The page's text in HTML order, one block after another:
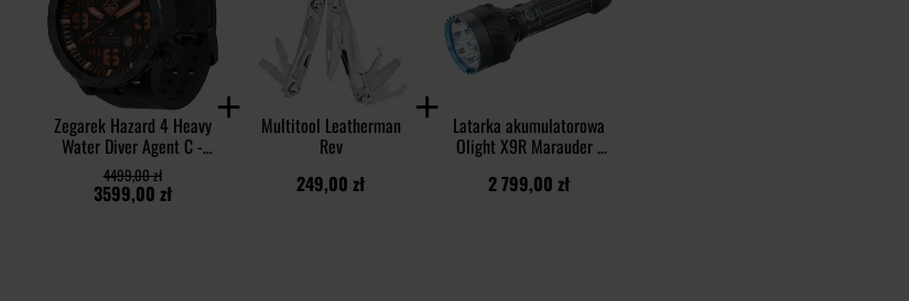
Zegarek Hazard 4 Heavy
Water Diver Agent C -
Orange
3599,00 zł
4499,00 zł
Multitool Leatherman
Rev
249,00 zł
Latarka akumulatorowa
Olight X9R Marauder -
2 799,00 zł